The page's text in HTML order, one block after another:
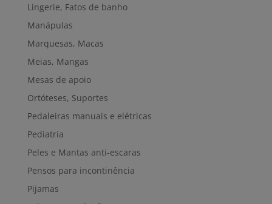
Lingerie, Fatos de banho
Manápulas
Marquesas, Macas
Meias, Mangas
Mesas de apoio
Ortóteses, Suportes
Pedaleiras manuais e elétricas
Pediatria
Peles e Mantas anti-escaras
Pensos para incontinência
Pijamas